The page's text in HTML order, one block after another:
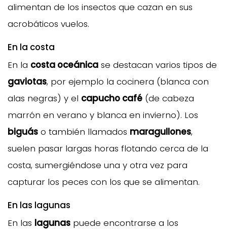
alimentan de los insectos que cazan en sus
acrobáticos vuelos.
En la costa
En la costa oceánica se destacan varios tipos de
gaviotas, por ejemplo la cocinera (blanca con
alas negras) y el capucho café (de cabeza
marrón en verano y blanca en invierno). Los
biguás o también llamados maragullones,
suelen pasar largas horas flotando cerca de la
costa, sumergiéndose una y otra vez para
capturar los peces con los que se alimentan.
En las lagunas
En las lagunas puede encontrarse a los